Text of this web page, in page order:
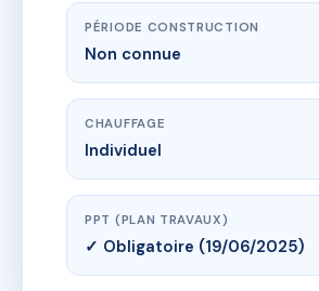
PÉRIODE CONSTRUCTION
Non connue
CHAUFFAGE
Individuel
PPT (PLAN TRAVAUX)
✓ Obligatoire (19/06/2025)